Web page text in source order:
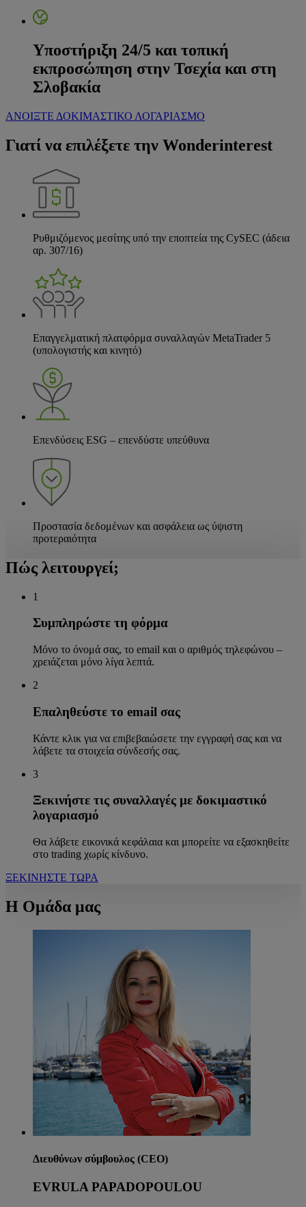
Υποστήριξη 24/5 και τοπική
εκπροσώπηση στην Τσεχία και στη
Σλοβακία
ΑΝΟΙΞΤΕ ΔΟΚΙΜΑΣΤΙΚΟ ΛΟΓΑΡΙΑΣΜΟ
Γιατί να επιλέξετε την Wonderinterest
Ρυθμιζόμενος μεσίτης υπό την εποπτεία της CySEC (άδεια
αρ. 307/16)
Επαγγελματική πλατφόρμα συναλλαγών MetaTrader 5
(υπολογιστής και κινητό)
Επενδύσεις ESG – επενδύστε υπεύθυνα
Προστασία δεδομένων και ασφάλεια ως ύψιστη
προτεραιότητα
Πώς λειτουργεί;
1
Συμπληρώστε τη φόρμα
Μόνο το όνομά σας, το email και ο αριθμός τηλεφώνου –
χρειάζεται μόνο λίγα λεπτά.
2
Επαληθεύστε το email σας
Κάντε κλικ για να επιβεβαιώσετε την εγγραφή σας και να
λάβετε τα στοιχεία σύνδεσής σας.
3
Ξεκινήστε τις συναλλαγές με δοκιμαστικό
λογαριασμό
Θα λάβετε εικονικά κεφάλαια και μπορείτε να εξασκηθείτε
στο trading χωρίς κίνδυνο.
ΞΕΚΙΝΗΣΤΕ ΤΩΡΑ
Η Ομάδα μας
Διευθύνων σύμβουλος (CEO)
EVRULA PAPADOPOULOU